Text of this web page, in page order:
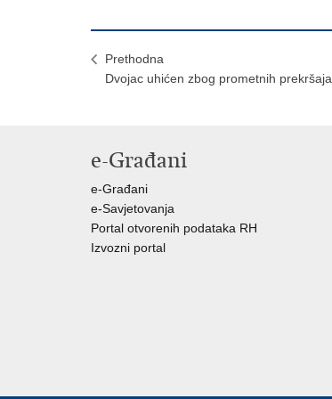
Prethodna
Dvojac uhićen zbog prometnih prekršaja
e-Građani
e-Građani
e-Savjetovanja
Portal otvorenih podataka RH
Izvozni portal